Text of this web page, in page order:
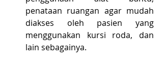
penataan ruangan agar mudah
diakses oleh pasien yang
menggunakan kursi roda, dan
lain sebagainya.